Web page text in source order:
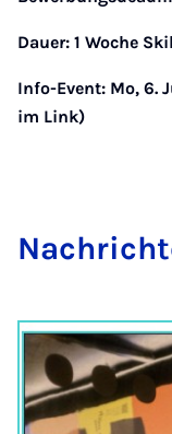
Dauer: 1 Woche
Info-Event: Mo, 6.
im Link)